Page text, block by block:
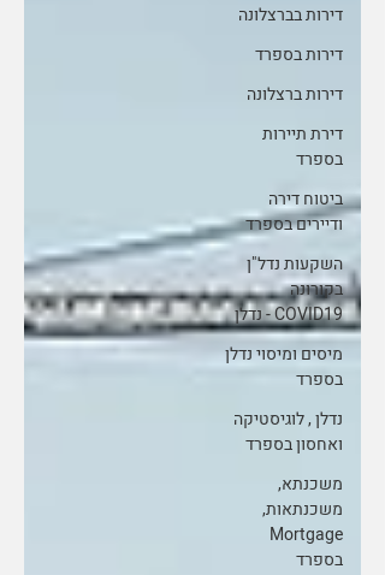
דירות בברצלונה
דירות בספרד
דירות ברצלונה
דירת תיירות
בספרד
ביטוח דירה
ודיירים בספרד
השקעות נדל"ן
בקורונה
COVID19 - נדלן
מיסים ומיסוי נדלן
בספרד
נדלן , לוגיסטיקה
ואחסון בספרד
משכנתא,
משכנתאות,
Mortgage
בספרד